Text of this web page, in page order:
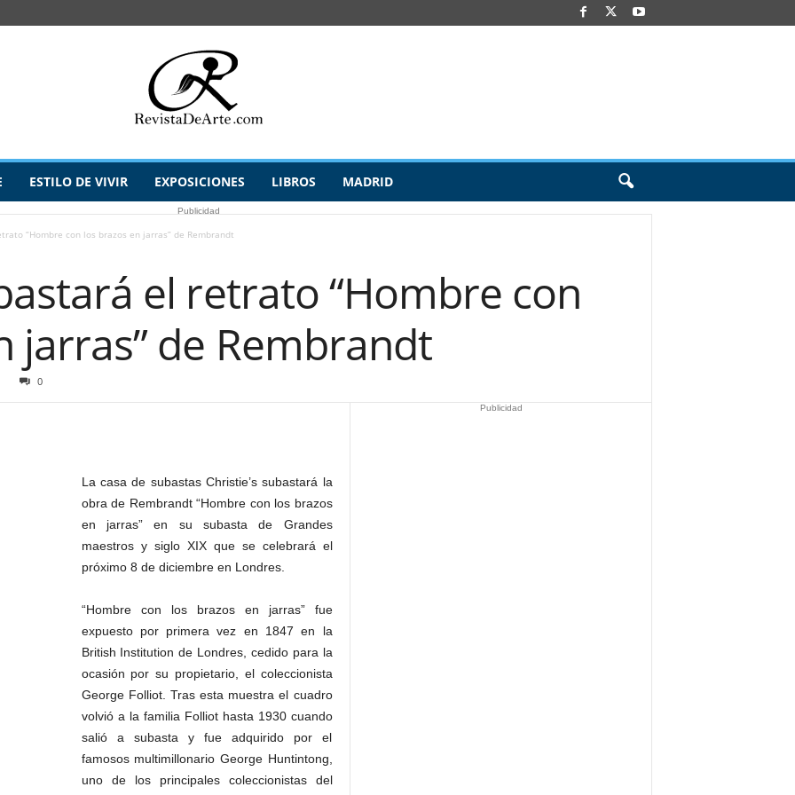
ESTILO DE VIVIR EXPOSICIONES LIBROS MADRID
Publicidad
“Hombre con los brazos en jarras” de Rembrandt
el retrato “Hombre con
jarras” de Rembrandt
0
La casa de subastas Christie’s subastará la
obra de Rembrandt “Hombre con los brazos
en jarras” en su subasta de Grandes
maestros y siglo XIX que se celebrará el
próximo 8 de diciembre en Londres.
“Hombre con los brazos en jarras” fue
expuesto por primera vez en 1847 en la
British Institution de Londres, cedido para la
ocasión por su propietario, el coleccionista
George Folliot. Tras esta muestra el cuadro
volvió a la familia Folliot hasta 1930 cuando
salió a subasta y fue adquirido por el
famosos multimillonario George Huntintong,
uno de los principales coleccionistas del
Publicidad